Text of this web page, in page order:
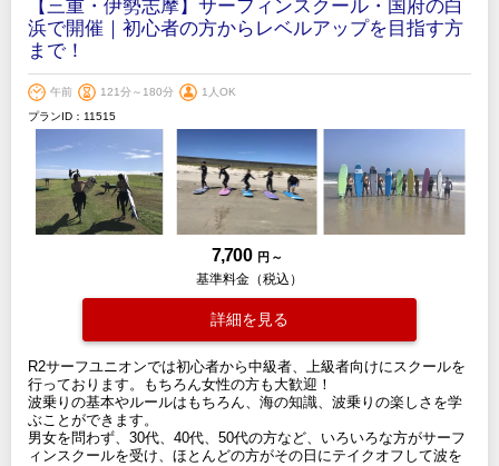
【三重・伊勢志摩】サーフィンスクール・国府の白
浜で開催｜初心者の方からレベルアップを目指す方
まで！
午前 121分～180分
1人OK
プランID：11515
7,700 円 ～
基準料金（税込）
詳細を見る
R2サーフユニオンでは初心者から中級者、上級者向けにスクールを
行っております。もちろん女性の方も大歓迎！
波乗りの基本やルールはもちろん、海の知識、波乗りの楽しさを学
ぶことができます。
男女を問わず、30代、40代、50代の方など、いろいろな方がサーフ
ィンスクールを受け、ほとんどの方がその日にテイクオフして波を